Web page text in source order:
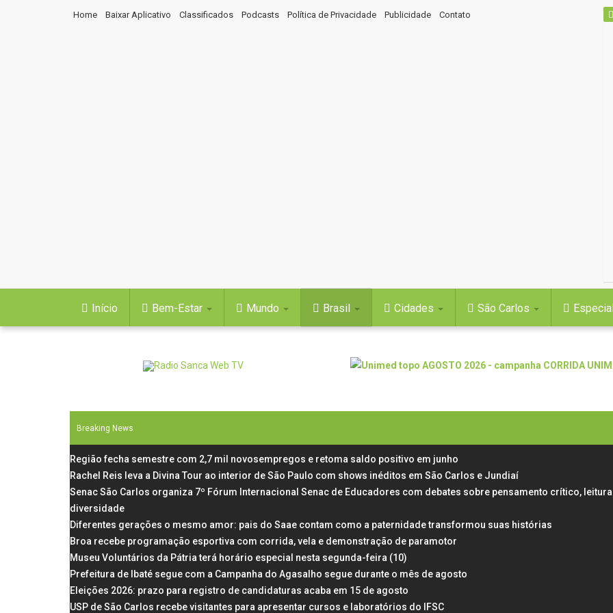
Home Baixar Aplicativo Classificados Podcasts Política de Privacidade Publicidade Contato
Início Bem-Estar Mundo Brasil Cidades São Carlos
Breaking News
Região fecha semestre com 2,7 mil novosempregos e retoma saldo positivo em junho
Rachel Reis leva a Divina Tour ao interior de São Paulo com shows inéditos em São Carlos e Jundiaí
Senac São Carlos organiza 7º Fórum Internacional Senac de Educadores com debates sobre pensamento crítico,
diversidade
Diferentes gerações o mesmo amor: pais do Saae contam como a paternidade transformou suas histórias
Broa recebe programação esportiva com corrida, vela e demonstração de paramotor
Museu Voluntários da Pátria terá horário especial nesta segunda-feira (10)
Prefeitura de Ibaté segue com a Campanha do Agasalho segue durante o mês de agosto
Eleições 2026: prazo para registro de candidaturas acaba em 15 de agosto
USP de São Carlos recebe visitantes para apresentar cursos e laboratórios do IFSC